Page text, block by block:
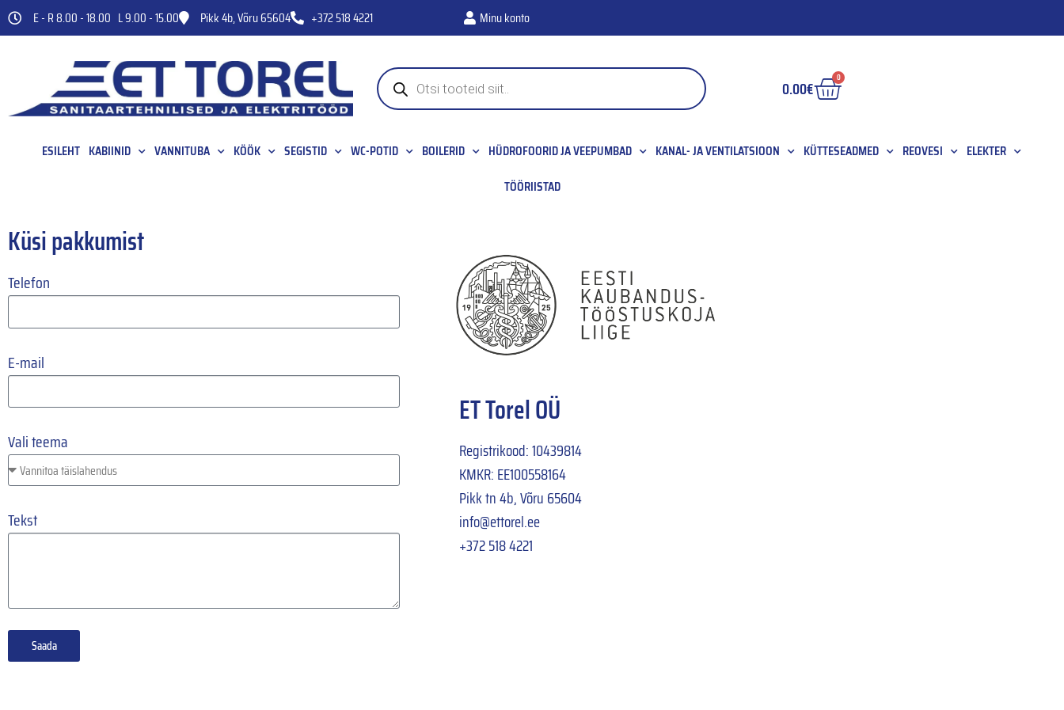
E - R 8.00 - 18.00 L 9.00 - 15.00 Pikk 4b, Võru 65604 +372 518 4221 Minu konto
0.00€ 0
ESILEHT KABIINID VANNITUBA KÖÖK SEGISTID WC-POTID BOILERID HÜDROFOORID JA VEEPUMBAD KANAL- JA VENTILATSIOON KÜTTESEADMED REOVESI ELEKTER
TÖÖRIISTAD
Küsi pakkumist
Telefon
E-mail
Vali teema
Tekst
Saada
ET Torel OÜ
Registrikood: 10439814
KMKR: EE100558164
Pikk tn 4b, Võru 65604
info@ettorel.ee
+372 518 4221